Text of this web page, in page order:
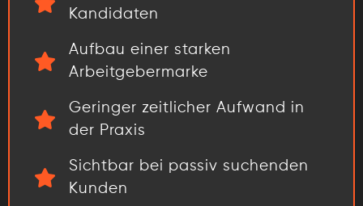
Kandidaten
Aufbau einer starken
Arbeitgebermarke
Geringer zeitlicher Aufwand in
der Praxis
Sichtbar bei passiv suchenden
Kunden